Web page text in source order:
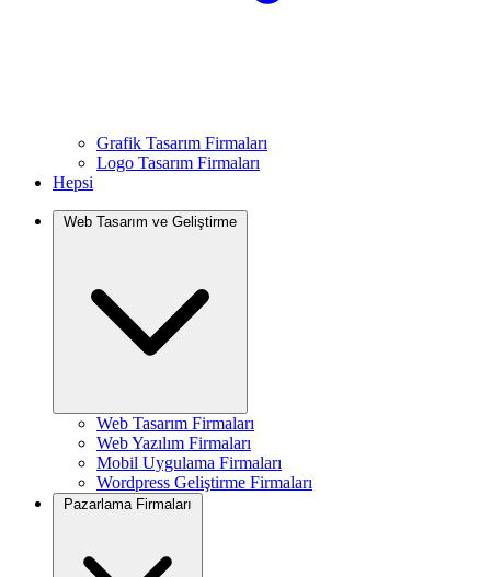
Grafik Tasarım Firmaları
Logo Tasarım Firmaları
Hepsi
Web Tasarım ve Geliştirme
Web Tasarım Firmaları
Web Yazılım Firmaları
Mobil Uygulama Firmaları
Wordpress Geliştirme Firmaları
Pazarlama Firmaları